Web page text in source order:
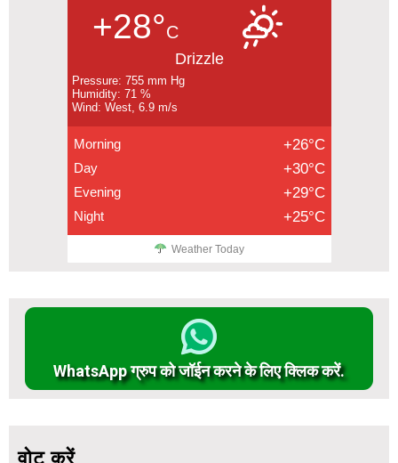
+28°C
Drizzle
Pressure: 755 mm Hg
Humidity: 71 %
Wind: West, 6.9 m/s
Morning +26°C
Day +30°C
Evening +29°C
Night +25°C
Weather Today
WhatsApp ग्रुप को जॉईन करने के लिए क्लिक करें.
वोट करें